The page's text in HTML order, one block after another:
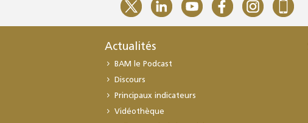
Actualités
BAM le Podcast
Discours
Principaux indicateurs
Vidéothèque